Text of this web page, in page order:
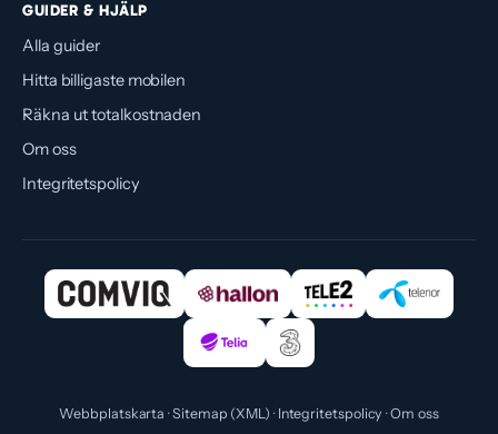
GUIDER & HJÄLP
Alla guider
Hitta billigaste mobilen
Räkna ut totalkostnaden
Om oss
Integritetspolicy
Webbplatskarta Sitemap (XML) Integritetspolicy Om oss